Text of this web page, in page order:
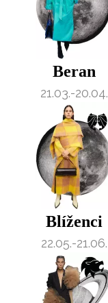
Beran
21.03.-20.04.
Blíženci
22.05.-21.06.